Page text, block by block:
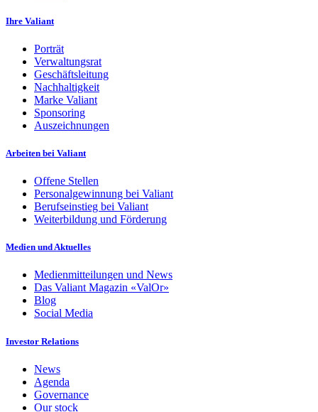
Ihre Valiant
Porträt
Verwaltungsrat
Geschäftsleitung
Nachhaltigkeit
Marke Valiant
Sponsoring
Auszeichnungen
Arbeiten bei Valiant
Offene Stellen
Personalgewinnung bei Valiant
Berufseinstieg bei Valiant
Weiterbildung und Förderung
Medien und Aktuelles
Medienmitteilungen und News
Das Valiant Magazin «ValOr»
Blog
Social Media
Investor Relations
News
Agenda
Governance
Our stock